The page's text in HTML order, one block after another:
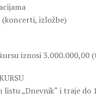
izložbe)
iznosi 3.000.000,00
„Dnevnik“ i traje do